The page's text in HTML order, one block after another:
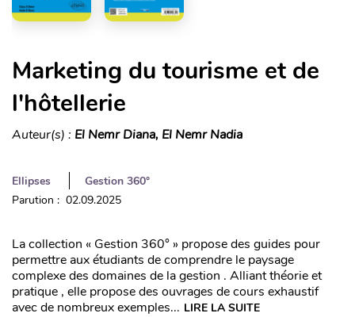
Marketing du tourisme et de
l'hôtellerie
Auteur(s) : El Nemr Diana, El Nemr Nadia
Ellipses
Gestion 360°
Parution : 02.09.2025
La collection « Gestion 360° » propose des guides pour
permettre aux étudiants de comprendre le paysage
complexe des domaines de la gestion . Alliant théorie et
pratique , elle propose des ouvrages de cours exhaustif
avec de nombreux exemples... LIRE LA SUITE